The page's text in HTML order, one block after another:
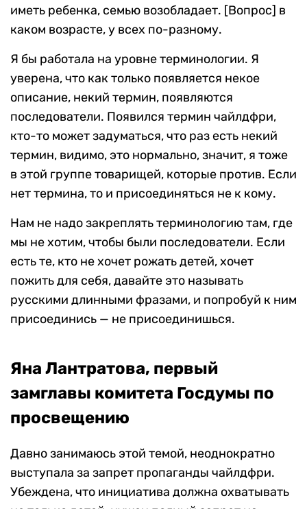
иметь ребенка, семью возобладает. [Вопрос] в
каком возрасте, у всех по-разному.
Я бы работала на уровне терминологии. Я
уверена, что как только появляется некое
описание, некий термин, появляются
последователи. Появился термин чайлдфри,
кто-то может задуматься, что раз есть некий
термин, видимо, это нормально, значит, я тоже
в этой группе товарищей, которые против. Если
нет термина, то и присоединяться не к кому.
Нам не надо закреплять терминологию там, где
мы не хотим, чтобы были последователи. Если
есть те, кто не хочет рожать детей, хочет
пожить для себя, давайте это называть
русскими длинными фразами, и попробуй к ним
присоединись — не присоединишься.
Яна Лантратова, первый
замглавы комитета Госдумы по
просвещению
Давно занимаюсь этой темой, неоднократно
выступала за запрет пропаганды чайлдфри.
Убеждена, что инициатива должна охватывать